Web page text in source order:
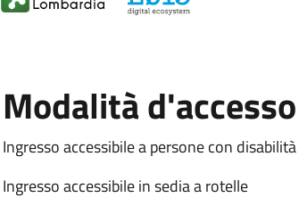
Modalità d'accesso
Ingresso accessibile a persone con disabilità
Ingresso accessibile in sedia a rotelle